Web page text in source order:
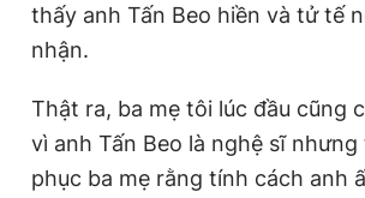
thấy anh Tấn Beo hiền và tử tế
nhận.
Thật ra, ba mẹ tôi lúc đầu cũng
vì anh Tấn Beo là nghệ sĩ
phục ba mẹ rằng tính cách anh